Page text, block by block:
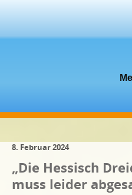
8. Februar 2024
„Die Hessisch
muss leider